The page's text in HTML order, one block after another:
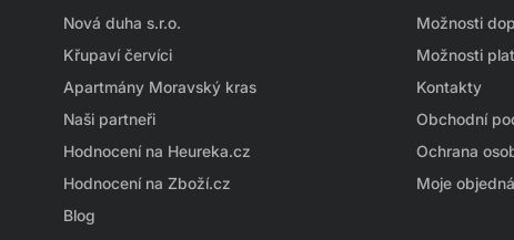
Nová duha s.r.o.
Křupaví červíci
Apartmány Moravský kras
Naši partneři
Hodnocení na Heureka.cz
Hodnocení na Zboží.cz
Blog
Možnosti
Možnosti
Kontakty
Obchodní
Ochrana
Moje